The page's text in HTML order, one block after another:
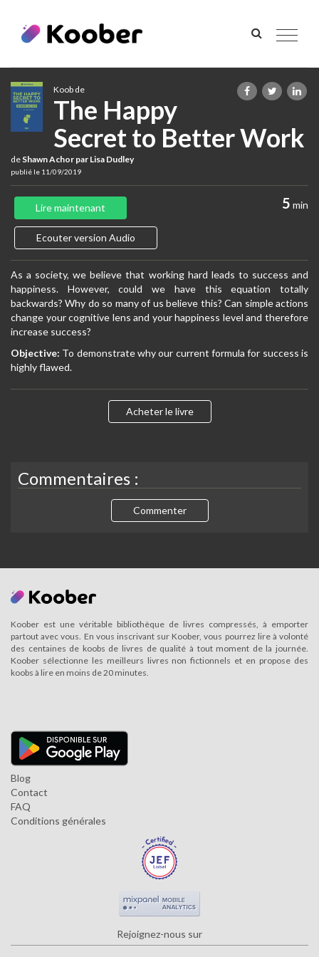
Toggle
Koob de
The Happy
Secret to Better Work
de Shawn Achor par Lisa Dudley
publié le 11/09/2019
5 min
Lire maintenant
Ecouter version Audio
As a society, we believe that working hard leads to success and
happiness. However, could we have this equation totally
backwards? Why do so many of us believe this? Can simple actions
change your cognitive lens and your happiness level and therefore
increase success?
Objective: To demonstrate why our current formula for success is
highly flawed.
Acheter le livre
Commentaires :
Commenter
Koober est une véritable bibliothèque de livres compressés, à emporter
partout avec vous. En vous inscrivant sur Koober, vous pourrez lire à volonté
des centaines de koobs de livres de qualité à tout moment de la journée.
Koober sélectionne les meilleurs livres non fictionnels et en propose des
koobs à lire en moins de 20 minutes.
Blog
Contact
FAQ
Conditions générales
Rejoignez-nous sur